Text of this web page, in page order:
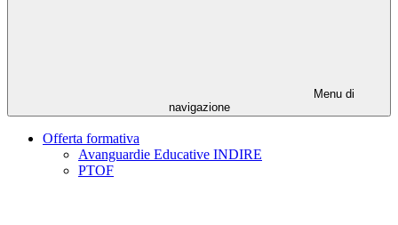
Menu di
navigazione
Offerta formativa
Avanguardie Educative INDIRE
PTOF